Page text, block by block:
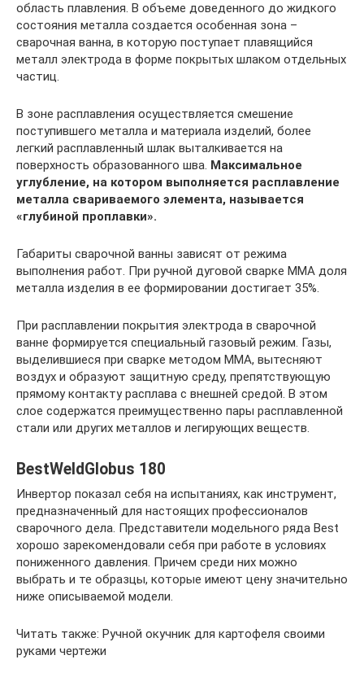
область плавления. В объеме доведенного до жидкого
состояния металла создается особенная зона –
сварочная ванна, в которую поступает плавящийся
металл электрода в форме покрытых шлаком отдельных
частиц.
В зоне расплавления осуществляется смешение
поступившего металла и материала изделий, более
легкий расплавленный шлак выталкивается на
поверхность образованного шва. Максимальное
углубление, на котором выполняется расплавление
металла свариваемого элемента, называется
«глубиной проплавки».
Габариты сварочной ванны зависят от режима
выполнения работ. При ручной дуговой сварке MMA доля
металла изделия в ее формировании достигает 35%.
При расплавлении покрытия электрода в сварочной
ванне формируется специальный газовый режим. Газы,
выделившиеся при сварке методом ММА, вытесняют
воздух и образуют защитную среду, препятствующую
прямому контакту расплава с внешней средой. В этом
слое содержатся преимущественно пары расплавленной
стали или других металлов и легирующих веществ.
BestWeldGlobus 180
Инвертор показал себя на испытаниях, как инструмент,
предназначенный для настоящих профессионалов
сварочного дела. Представители модельного ряда Best
хорошо зарекомендовали себя при работе в условиях
пониженного давления. Причем среди них можно
выбрать и те образцы, которые имеют цену значительно
ниже описываемой модели.
Читать также: Ручной окучник для картофеля своими
руками чертежи